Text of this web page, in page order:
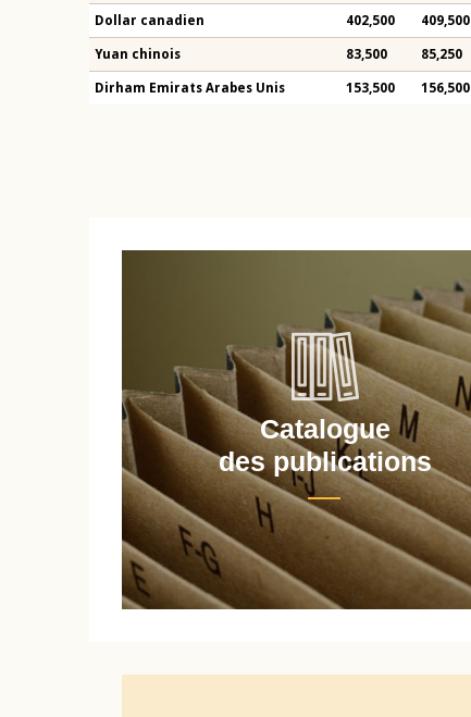
Dollar canadien 402,500 409,500
Yuan chinois 83,500 85,250
Dirham Emirats Arabes Unis 153,500 156,500
Catalogue
des publications